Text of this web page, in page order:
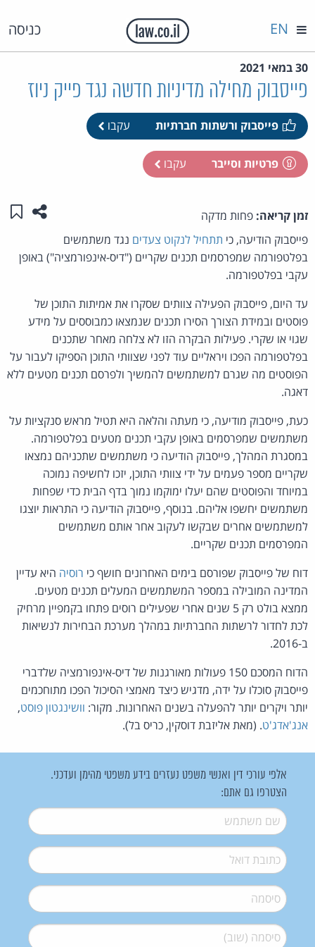
כניסה EN
30 במאי 2021
פייסבוק מחילה מדיניות חדשה נגד פייק ניוז
פייסבוק ורשתות חברתיות עקבו
פרטיות וסייבר עקבו
זמן קריאה: פחות מדקה שתפו
פייסבוק הודיעה, כי תתחיל לנקוט צעדים נגד משתמשים
בפלטפורמה שמפרסמים תכנים שקריים ("דיס-אינפורמציה") באופן
עקבי בפלטפורמה.
עד היום, פייסבוק הפעילה צוותים שסקרו את אמיתות התוכן של
פוסטים ובמידת הצורך הסירו תכנים שנמצאו כמבוססים על מידע
שגוי או שקרי. פעילות הבקרה הזו לא צלחה מאחר שתכנים
בפלטפורמה הפכו ויראליים עוד לפני שצוותי התוכן הספיקו לעבור על
הפוסטים מה שגרם למשתמשים להמשיך ולפרסם תכנים מטעים ללא
דאגה.
כעת, פייסבוק מודיעה, כי מעתה והלאה היא תטיל מראש סנקציות על
משתמשים שמפרסמים באופן עקבי תכנים מטעים בפלטפורמה.
במסגרת המהלך, פייסבוק הודיעה כי משתמשים שתכניהם נמצאו
שקריים מספר פעמים על ידי צוותי התוכן, יזכו לחשיפה נמוכה
במיוחד והפוסטים שהם יעלו ימוקמו נמוך בדף הבית כדי שפחות
משתמשים יחשפו אליהם. בנוסף, פייסבוק הודיעה כי התראות יוצגו
למשתמשים אחרים שבקשו לעקוב אחר אותם משתמשים
המפרסמים תכנים שקריים.
דוח של פייסבוק שפורסם בימים האחרונים חושף כי רוסיה היא עדיין
המדינה המובילה במספר המשתמשים המעלים תכנים מטעים.
ממצא בולט רק 5 שנים אחרי שפעילים רוסים פתחו בקמפיין מרחיק
לכת לחדור לרשתות החברתיות במהלך מערכת הבחירות לנשיאות
ב-2016.
הדוח המסכם 150 פעולות מאורגנות של דיס-אינפורמציה שלדברי
פייסבוק סוכלו על ידה, מדגיש כיצד מאמצי הסיכול הפכו מתוחכמים
יותר ויקרים יותר להפעלה בשנים האחרונות. מקור: וושינגטון פוסט,
אנג'אדג'ט. (מאת אליזבת דוסקין, כריס בל).
אלפי עורכי דין ואנשי משפט נעזרים בידע משפטי מהימן ועדכני.
הצטרפו גם אתם:
שם משתמש*
דואל*
סיסמה*
סיסמה (שוב)*